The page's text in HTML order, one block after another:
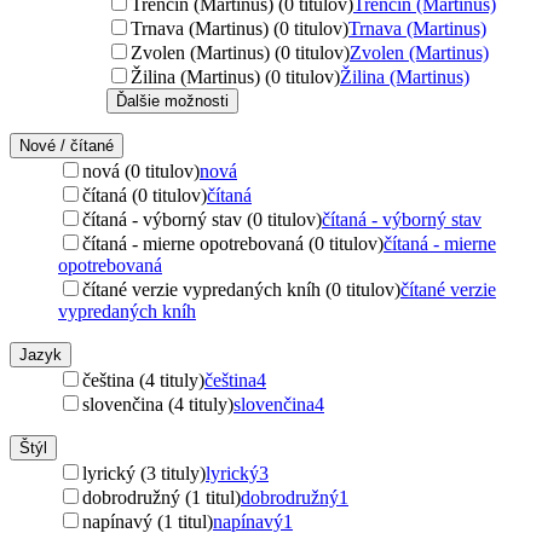
Trnava (Martinus) (0 titulov)Trnava (Martinus)
Zvolen (Martinus) (0 titulov)Zvolen (Martinus)
Žilina (Martinus) (0 titulov)Žilina (Martinus)
Ďalšie možnosti
Nové / čítané
nová (0 titulov)nová
čítaná (0 titulov)čítaná
čítaná - výborný stav (0 titulov)čítaná - výborný stav
čítaná - mierne opotrebovaná (0 titulov)čítaná - mierne
opotrebovaná
čítané verzie vypredaných kníh (0 titulov)čítané verzie
vypredaných kníh
Jazyk
čeština (4 tituly)čeština4
slovenčina (4 tituly)slovenčina4
Štýl
lyrický (3 tituly)lyrický3
dobrodružný (1 titul)dobrodružný1
napínavý (1 titul)napínavý1